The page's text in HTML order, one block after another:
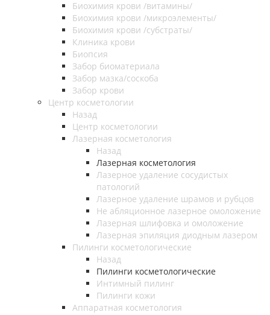
Биохимия крови /витамины/
Биохимия крови /микроэлементы/
Биохимия крови /субстраты/
Клиника крови
Биопсия
Забор биоматериала
Забор мазка/соскоба
Забор крови
Центр косметологии
Назад
Центр косметологии
Лазерная косметология
Назад
Лазерная косметология
Лазерное удаление сосудистых
патологий
Лазерное удаление шрамов и рубцов
Не абляционное лазерное омоложение
Лазерная шлифовка и омоложение
Лазерная эпиляция диодным лазером
Пилинги косметологические
Назад
Пилинги косметологические
Интимный пилинг
Пилинги кожи
Аппаратная косметология